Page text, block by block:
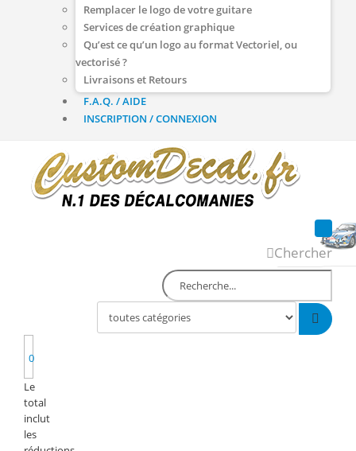
Remplacer le logo de votre guitare
Services de création graphique
Qu’est ce qu’un logo au format Vectoriel, ou
vectorisé ?
Livraisons et Retours
F.A.Q. / AIDE
INSCRIPTION / CONNEXION
Chercher
0
Le
total
inclut
les